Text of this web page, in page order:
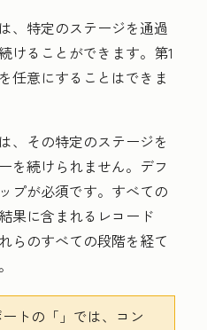
、特定のステージを通過
けることができます。第1
任意にすることはできま
、その特定のステージを
を続けられません。デフ
プが必須です。すべての
果に含まれるレコード
らのすべての段階を経て
トの「 」では、コン